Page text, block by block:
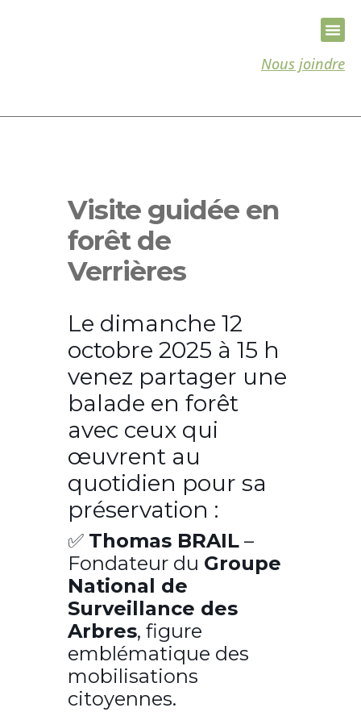
Nous joindre
Visite guidée en
forêt de
Verrières
Le dimanche 12
octobre 2025 à 15 h
venez partager une
balade en forêt
avec ceux qui
œuvrent au
quotidien pour sa
préservation :
✅ Thomas BRAIL –
Fondateur du Groupe
National de
Surveillance des
Arbres, figure
emblématique des
mobilisations
citoyennes.